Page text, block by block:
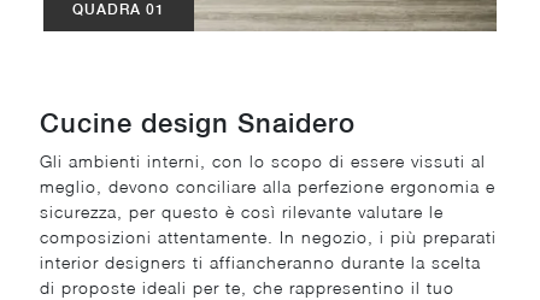
QUADRA 01
Cucine design Snaidero
Gli ambienti interni, con lo scopo di essere vissuti al
meglio, devono conciliare alla perfezione ergonomia e
sicurezza, per questo è così rilevante valutare le
composizioni attentamente. In negozio, i più preparati
interior designers ti affiancheranno durante la scelta
di proposte ideali per te, che rappresentino il tuo